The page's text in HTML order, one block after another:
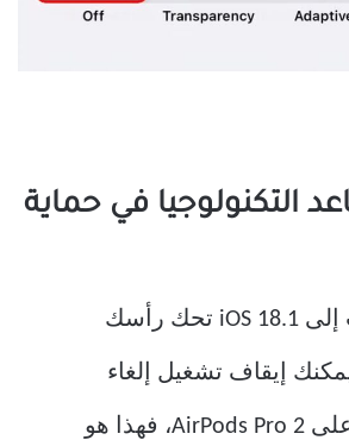
التكنولوجيا في حماية
إذا تركك التحديث إلى iOS 18.1 تحك رأسك
إيقاف تشغيل إلغاء
الضوضاء النشط على AirPods Pro 2، فهذا هو